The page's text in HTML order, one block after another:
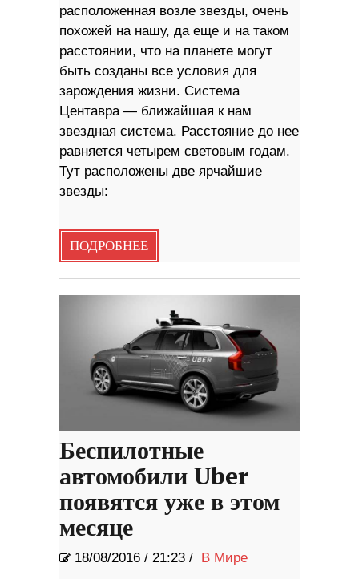
расположенная возле звезды, очень
похожей на нашу, да еще и на таком
расстоянии, что на планете могут
быть созданы все условия для
зарождения жизни. Система
Центавра — ближайшая к нам
звездная система. Расстояние до нее
равняется четырем световым годам.
Тут расположены две ярчайшие
звезды:
ПОДРОБНЕЕ
Беспилотные
автомобили Uber
появятся уже в этом
месяце
18/08/2016 / 21:23 / В Мире